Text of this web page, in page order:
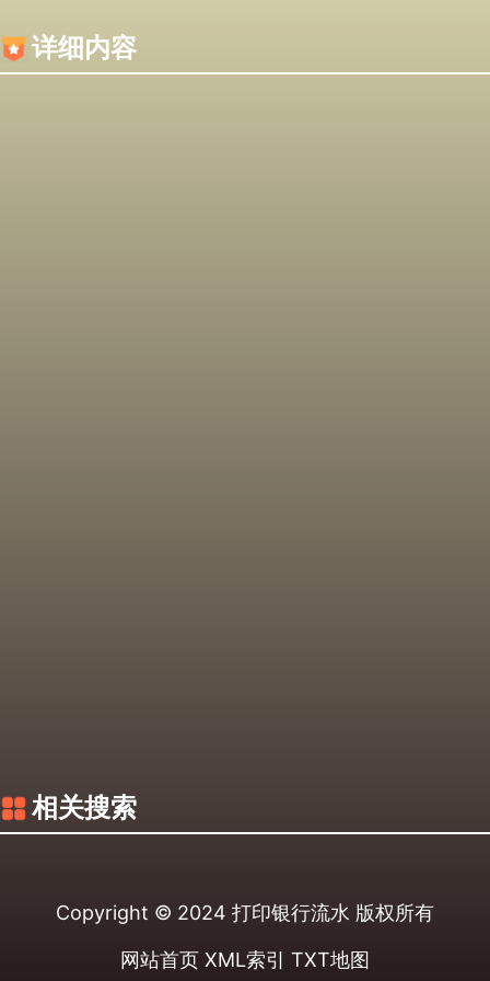
详细内容
相关搜索
Copyright © 2024 打印银行流水 版权所有
网站首页 XML索引 TXT地图